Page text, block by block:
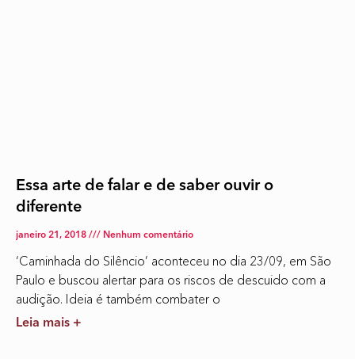
Essa arte de falar e de saber ouvir o
diferente
janeiro 21, 2018 Nenhum comentário
‘Caminhada do Silêncio’ aconteceu no dia 23/09, em São
Paulo e buscou alertar para os riscos de descuido com a
audição. Ideia é também combater o
Leia mais +